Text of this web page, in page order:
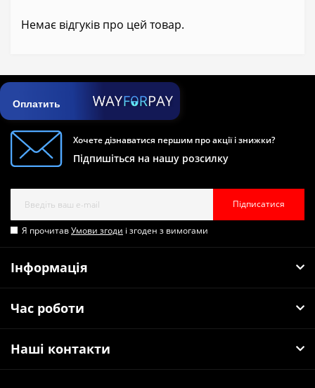
Немає відгуків про цей товар.
Оплатить
Хочете дізнаватися першим про акції і знижки?
Підпишіться на нашу розсилку
Підписатися
Я прочитавУмови згоди і згоден з вимогами
Інформація
Час роботи
Наші контакти